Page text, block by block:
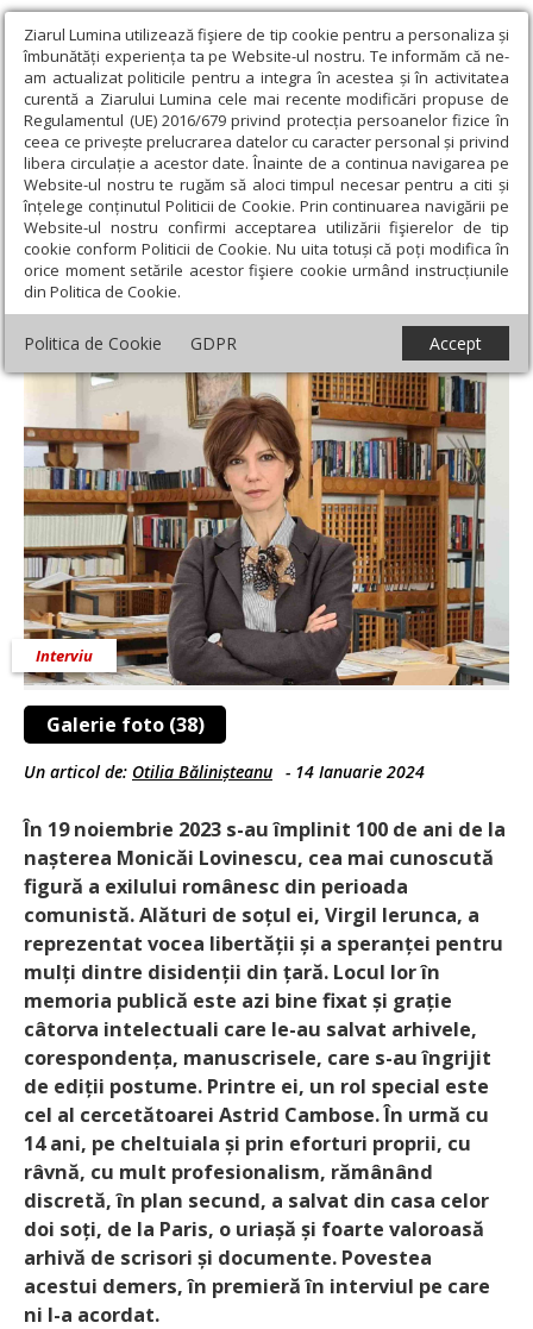
Ziarul Lumina utilizează fişiere de tip cookie pentru a personaliza și
îmbunătăți experiența ta pe Website-ul nostru. Te informăm că ne-
am actualizat politicile pentru a integra în acestea și în activitatea
curentă a Ziarului Lumina cele mai recente modificări propuse de
Regulamentul (UE) 2016/679 privind protecția persoanelor fizice în
ceea ce privește prelucrarea datelor cu caracter personal și privind
libera circulație a acestor date. Înainte de a continua navigarea pe
Website-ul nostru te rugăm să aloci timpul necesar pentru a citi și
înțelege conținutul Politicii de Cookie. Prin continuarea navigării pe
Website-ul nostru confirmi acceptarea utilizării fişierelor de tip
cookie conform Politicii de Cookie. Nu uita totuși că poți modifica în
orice moment setările acestor fişiere cookie urmând instrucțiunile
din Politica de Cookie.
Politica de Cookie GDPR Accept
Ziarul Lumina › Educaţie și Cultură › Interviu › „Din aceste
scrisori se va vedea importanța muncii de-o viață a Monicăi
Lovinescu”
„Din aceste scrisori se va vedea importanța
muncii de-o viață a Monicăi Lovinescu”
Galerie foto (38)
Interviu
Un articol de: Otilia Bălinișteanu - 14 Ianuarie 2024
În 19 noiembrie 2023 s-au împlinit 100 de ani de la
nașterea Monicăi Lovinescu, cea mai cunoscută
figură a exilului românesc din perioada
comunistă. Alături de soțul ei, Virgil Ierunca, a
reprezentat vocea libertății și a speranței pentru
mulți dintre disidenții din țară. Locul lor în
memoria publică este azi bine fixat și grație
câtorva intelectuali care le-au salvat arhivele,
corespondența, manuscrisele, care s-au îngrijit
de ediții postume. Printre ei, un rol special este
cel al cercetătoarei Astrid Cambose. În urmă cu
14 ani, pe cheltuiala și prin eforturi proprii, cu
râvnă, cu mult profesionalism, rămânând
discretă, în plan secund, a salvat din casa celor
doi soți, de la Paris, o uriașă și foarte valoroasă
arhivă de scrisori și documente. Povestea
acestui demers, în premieră în interviul pe care
ni l-a acordat.